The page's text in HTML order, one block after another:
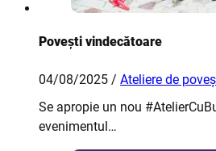
Povești vindecătoare
04/08/2025 / Ateliere de
Se apropie un nou
evenimentul…